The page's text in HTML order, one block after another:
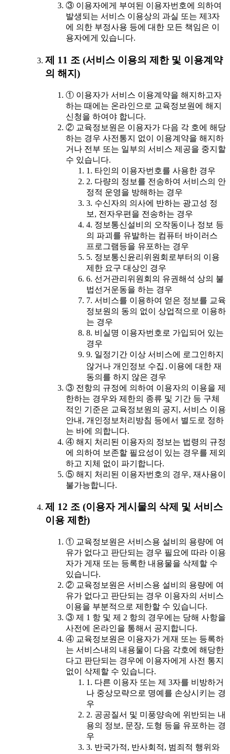
③ 이용자에게 부여된 이용자번호에 의하여
발생되는 서비스 이용상의 과실 또는 제3자
에 의한 부정사용 등에 대한 모든 책임은 이
용자에게 있습니다.
제 11 조 (서비스 이용의 제한 및 이용계약
의 해지)
① 이용자가 서비스 이용계약을 해지하고자
하는 때에는 온라인으로 교육정보원에 해지
신청을 하여야 합니다.
② 교육정보원은 이용자가 다음 각 호에 해당
하는 경우 사전통지 없이 이용계약을 해지하
거나 전부 또는 일부의 서비스 제공을 중지할
수 있습니다.
1. 타인의 이용자번호를 사용한 경우
2. 다량의 정보를 전송하여 서비스의 안
정적 운영을 방해하는 경우
3. 수신자의 의사에 반하는 광고성 정
보, 전자우편을 전송하는 경우
4. 정보통신설비의 오작동이나 정보 등
의 파괴를 유발하는 컴퓨터 바이러스
프로그램등을 유포하는 경우
5. 정보통신윤리위원회로부터의 이용
제한 요구 대상인 경우
6. 선거관리위원회의 유권해석 상의 불
법선거운동을 하는 경우
7. 서비스를 이용하여 얻은 정보를 교육
정보원의 동의 없이 상업적으로 이용하
는 경우
8. 비실명 이용자번호로 가입되어 있는
경우
9. 일정기간 이상 서비스에 로그인하지
않거나 개인정보 수집․이용에 대한 재
동의를 하지 않은 경우
③ 전항의 규정에 의하여 이용자의 이용을 제
한하는 경우와 제한의 종류 및 기간 등 구체
적인 기준은 교육정보원의 공지, 서비스 이용
안내, 개인정보처리방침 등에서 별도로 정하
는 바에 의합니다.
④ 해지 처리된 이용자의 정보는 법령의 규정
에 의하여 보존할 필요성이 있는 경우를 제외
하고 지체 없이 파기합니다.
⑤ 해지 처리된 이용자번호의 경우, 재사용이
불가능합니다.
제 12 조 (이용자 게시물의 삭제 및 서비스
이용 제한)
① 교육정보원은 서비스용 설비의 용량에 여
유가 없다고 판단되는 경우 필요에 따라 이용
자가 게재 또는 등록한 내용물을 삭제할 수
있습니다.
② 교육정보원은 서비스용 설비의 용량에 여
유가 없다고 판단되는 경우 이용자의 서비스
이용을 부분적으로 제한할 수 있습니다.
③ 제 1 항 및 제 2 항의 경우에는 당해 사항을
사전에 온라인을 통해서 공지합니다.
④ 교육정보원은 이용자가 게재 또는 등록하
는 서비스내의 내용물이 다음 각호에 해당한
다고 판단되는 경우에 이용자에게 사전 통지
없이 삭제할 수 있습니다.
1. 다른 이용자 또는 제 3자를 비방하거
나 중상모략으로 명예를 손상시키는 경
우
2. 공공질서 및 미풍양속에 위반되는 내
용의 정보, 문장, 도형 등을 유포하는 경
우
3. 반국가적, 반사회적, 범죄적 행위와